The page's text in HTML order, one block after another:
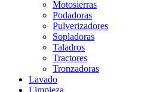
Motosierras
Podadoras
Pulverizadores
Sopladoras
Taladros
Tractores
Tronzadoras
Lavado